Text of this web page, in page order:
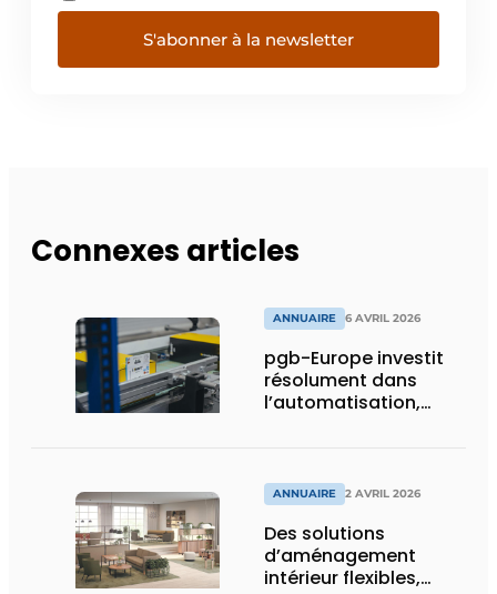
S'abonner à la newsletter
Connexes articles
ANNUAIRE 6 AVRIL 2026
pgb-Europe investit
résolument dans
l’automatisation,
ANNUAIRE 2 AVRIL 2026
Des solutions
d’aménagement
intérieur flexibles,